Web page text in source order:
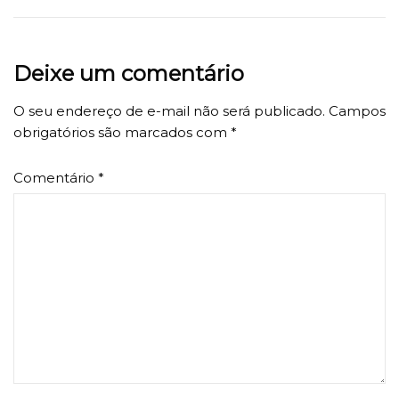
Deixe um comentário
O seu endereço de e-mail não será publicado. Campos
obrigatórios são marcados com *
Comentário *